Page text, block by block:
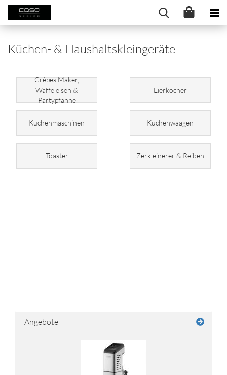
Küchen- & Haushaltskleingeräte
Crêpes Maker,
Waffeleisen &
Partypfanne
Eierkocher
Küchenmaschinen Küchenwaagen
Toaster Zerkleinerer & Reiben
Angebote